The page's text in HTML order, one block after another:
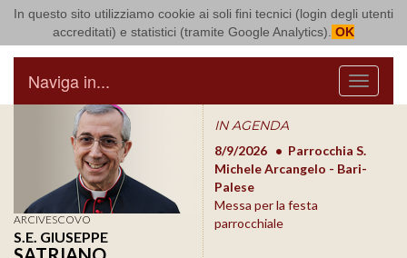
In questo sito utilizziamo cookie ai soli fini tecnici (login degli utenti
accreditati) e statistici (tramite Google Analytics). OK
Arcidiocesi di Bari Bitonto
Menu
Naviga in...
ARCIVESCOVO
S.E. GIUSEPPE
IN AGENDA
8/17/2026
Conversano
Conferenza Episcopale
Pugliese
8/9/2026
Parrocchia S.
Michele Arcangelo - Bari-
Palese
Messa per la festa
parrocchiale